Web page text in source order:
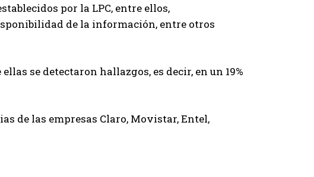
por la LPC, entre ellos,
de la información, entre otros
se detectaron hallazgos, es decir, en un 19%
de las empresas Claro, Movistar, Entel,